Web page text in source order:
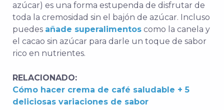
azúcar) es una forma estupenda de disfrutar de
toda la cremosidad sin el bajón de azúcar. Incluso
puedes añade superalimentos como la canela y
el cacao sin azúcar para darle un toque de sabor
rico en nutrientes.
RELACIONADO:
Cómo hacer crema de café saludable + 5
deliciosas variaciones de sabor